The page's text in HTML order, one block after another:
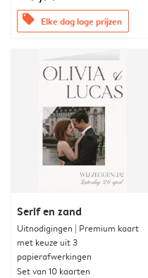
offers Elke dag lage prijzen
Serif en zand
Uitnodigingen | Premium kaart
met keuze uit 3
papierafwerkingen
Set van 10 kaarten